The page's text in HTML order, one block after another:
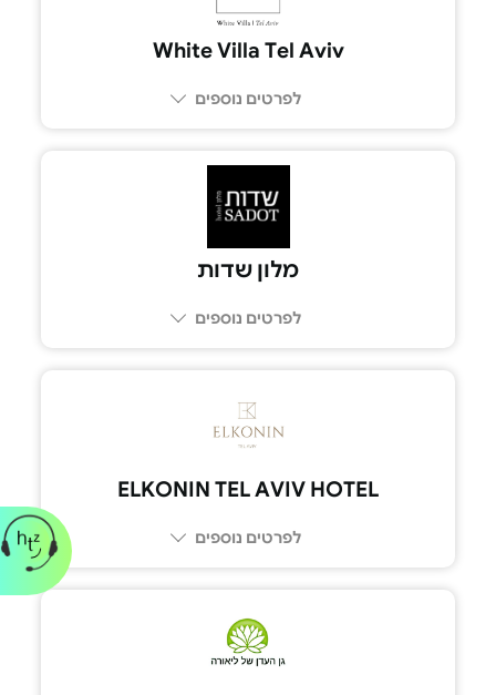
White Villa Tel Aviv
לפרטים נוספים
מלון שדות
לפרטים נוספים
ELKONIN TEL AVIV HOTEL
לפרטים נוספים